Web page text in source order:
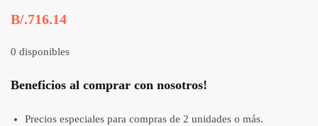
B/.716.14
0 disponibles
Beneficios al comprar con nosotros!
Precios especiales para compras de 2 unidades o más.